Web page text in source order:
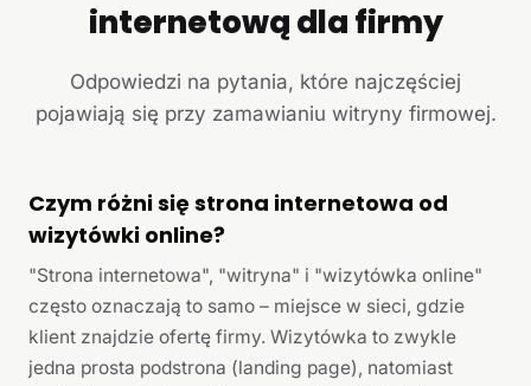
internetową dla firmy
Odpowiedzi na pytania, które najczęściej
pojawiają się przy zamawianiu witryny firmowej.
Czym różni się strona internetowa od
wizytówki online?
"Strona internetowa", "witryna" i "wizytówka online"
często oznaczają to samo – miejsce w sieci, gdzie
klient znajdzie ofertę firmy. Wizytówka to zwykle
jedna prosta podstrona (landing page), natomiast